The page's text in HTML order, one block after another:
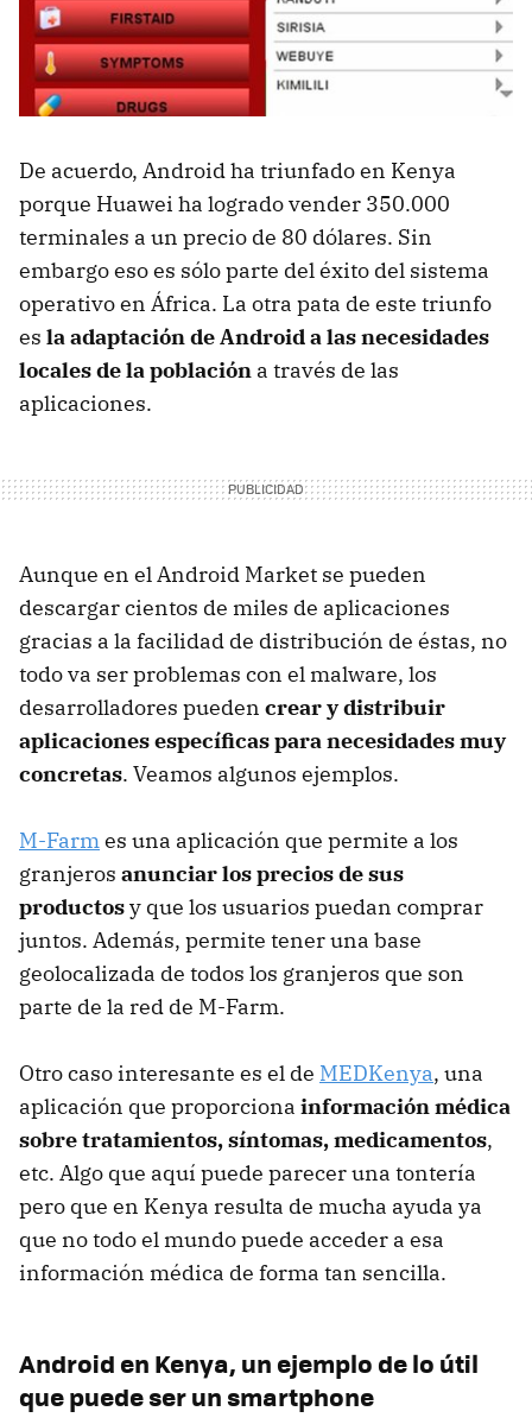
De acuerdo, Android ha triunfado en Kenya
porque Huawei ha logrado vender 350.000
terminales a un precio de 80 dólares. Sin
embargo eso es sólo parte del éxito del sistema
operativo en África. La otra pata de este triunfo
es la adaptación de Android a las necesidades
locales de la población a través de las
aplicaciones.
Aunque en el Android Market se pueden
descargar cientos de miles de aplicaciones
gracias a la facilidad de distribución de éstas, no
todo va ser problemas con el malware, los
desarrolladores pueden crear y distribuir
aplicaciones específicas para necesidades muy
concretas. Veamos algunos ejemplos.
M-Farmes una aplicación que permite a los
granjeros anunciar los precios de sus
productosy que los usuarios puedan comprar
juntos. Además, permite tener una base
geolocalizada de todos los granjeros que son
parte de la red de M-Farm.
Otro caso interesante es el de MEDKenya, una
aplicación que proporciona información médica
sobre tratamientos, síntomas, medicamentos,
etc. Algo que aquí puede parecer una tontería
pero que en Kenya resulta de mucha ayuda ya
que no todo el mundo puede acceder a esa
información médica de forma tan sencilla.
Android en Kenya, un ejemplo de lo útil
que puede ser un smartphone